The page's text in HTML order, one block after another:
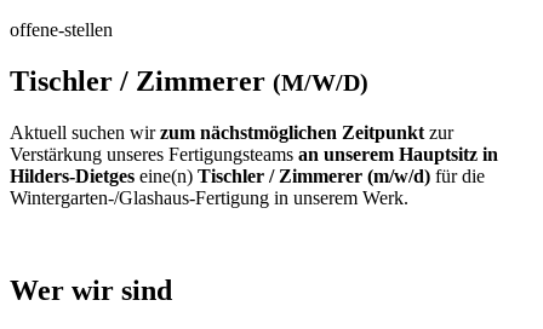
offene-stellen
Tischler / Zimmerer (M/W/D)
Aktuell suchen wirzum nächstmöglichen Zeitpunkt zur
Verstärkung unseres Fertigungsteams an unserem Hauptsitz in
Hilders-Dietges eine(n) Tischler / Zimmerer (m/w/d) für die
Wintergarten-/Glashaus-Fertigung in unserem Werk.
Wer wir sind